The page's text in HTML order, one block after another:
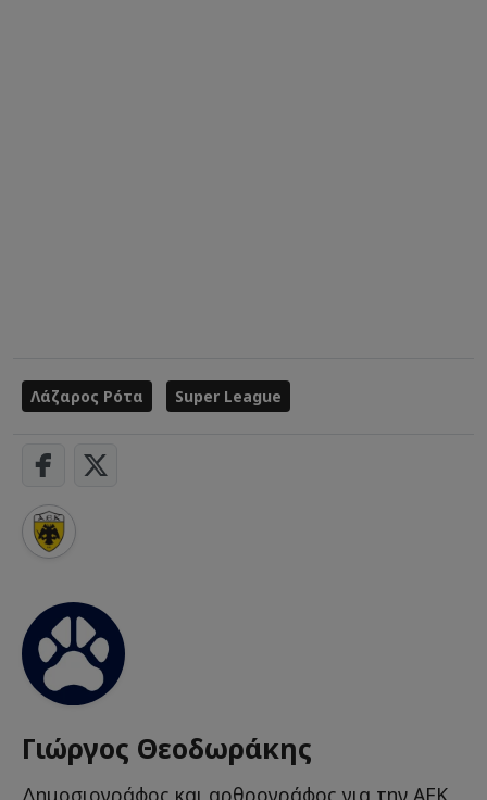
Λάζαρος Ρότα Super League
Γιώργος Θεοδωράκης
Δημοσιογράφος και αρθρογράφος για την ΑΕΚ